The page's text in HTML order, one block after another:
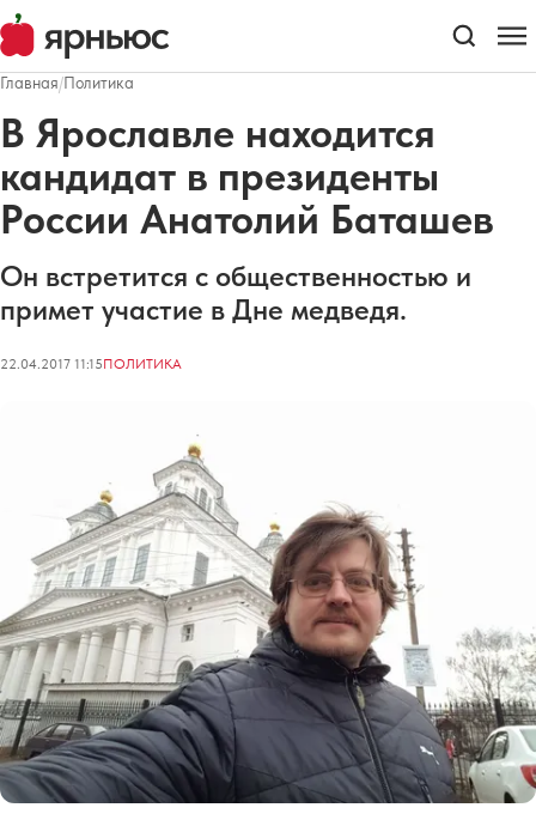
Главная/Политика
В Ярославле находится
кандидат в президенты
России Анатолий Баташев
Он встретится с общественностью и
примет участие в Дне медведя.
22.04.2017 11:15ПОЛИТИКА